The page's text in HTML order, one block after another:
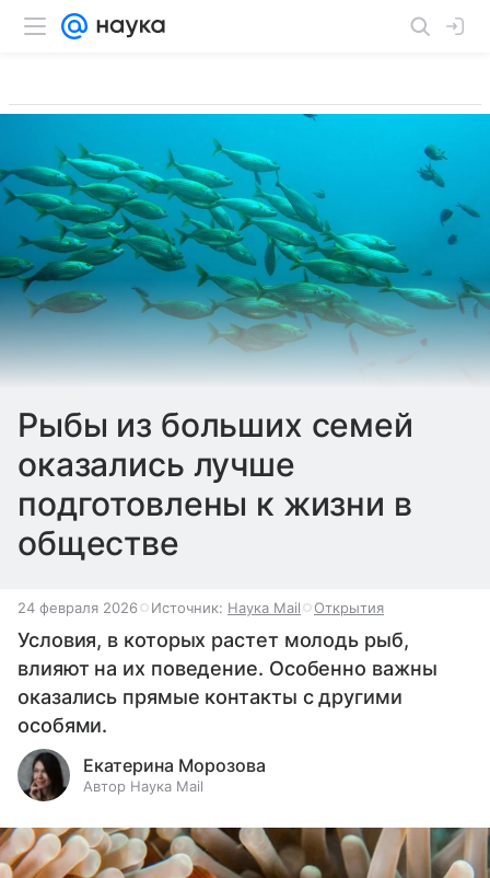
Рыбы из больших семей
оказались лучше
подготовлены к жизни в
обществе
24 февраля 2026 Источник: Наука Mail Открытия
Условия, в которых растет молодь рыб,
влияют на их поведение. Особенно важны
оказались прямые контакты с другими
особями.
Екатерина Морозова
Автор Наука Mail